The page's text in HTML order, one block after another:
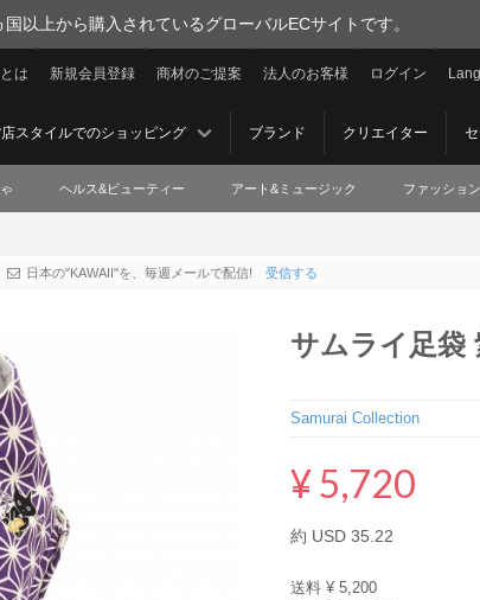
以上から購入されているグローバルECサイトです。
ログイン
法人のお客様
商材のご提案
新規会員登録
は
クリエイター
ブランド
スタイルでのショッピング
ヘルス&ビューティー アート&ミュージック ファッション
日本の"KAWAII"を、毎週メールで配信! 受信する
サムライ足袋
Samurai Collection
¥ 5,720
約 USD 35.22
送料 ¥ 5,200